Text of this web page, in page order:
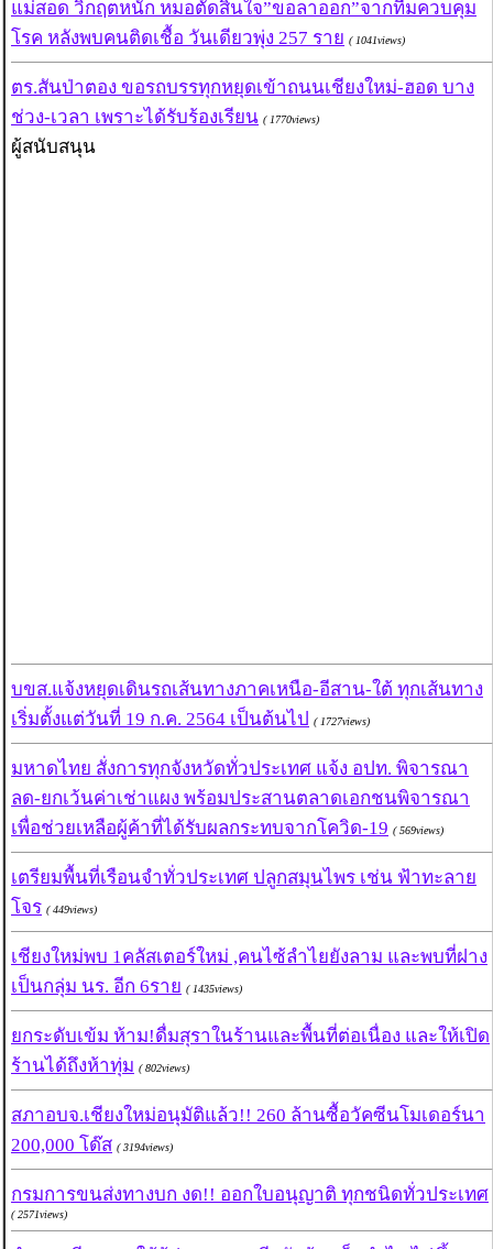
แม่สอด วิกฤตหนัก หมอตัดสินใจ”ขอลาออก”จากทีมควบคุม
โรค หลังพบคนติดเชื้อ วันเดียวพุ่ง 257 ราย ( 1041views)
ตร.สันป่าตอง ขอรถบรรทุกหยุดเข้าถนนเชียงใหม่-ฮอด บาง
ช่วง-เวลา เพราะได้รับร้องเรียน ( 1770views)
ผู้สนับสนุน
บขส.แจ้งหยุดเดินรถเส้นทางภาคเหนือ-อีสาน-ใต้ ทุกเส้นทาง
เริ่มตั้งแต่วันที่ 19 ก.ค. 2564 เป็นต้นไป ( 1727views)
มหาดไทย สั่งการทุกจังหวัดทั่วประเทศ แจ้ง อปท. พิจารณา
ลด-ยกเว้นค่าเช่าแผง พร้อมประสานตลาดเอกชนพิจารณา
เพื่อช่วยเหลือผู้ค้าที่ได้รับผลกระทบจากโควิด-19 ( 569views)
เตรียมพื้นที่เรือนจำทั่วประเทศ ปลูกสมุนไพร เช่น ฟ้าทะลาย
โจร ( 449views)
เชียงใหม่พบ 1คลัสเตอร์ใหม่ ,คนไซ้ลำไยยังลาม และพบที่ฝาง
เป็นกลุ่ม นร. อีก 6ราย ( 1435views)
ยกระดับเข้ม ห้าม!ดื่มสุราในร้านและพื้นที่ต่อเนื่อง และให้เปิด
ร้านได้ถึงห้าทุ่ม ( 802views)
สภาอบจ.เชียงใหม่อนุมัติแล้ว!! 260 ล้านซื้อวัคซีนโมเดอร์นา
200,000 โด๊ส ( 3194views)
กรมการขนส่งทางบก งด!! ออกใบอนุญาติ ทุกชนิดทั่วประเทศ
( 2571views)